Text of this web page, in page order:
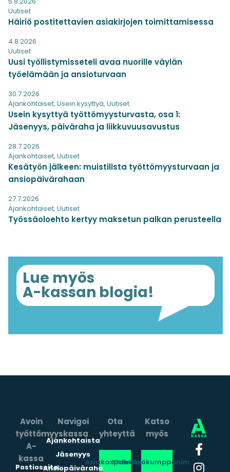
Uutiset
Häiriö postitettavien asiakirjojen toimittamisessa
4.8.2026
Uutiset
Uusi työllistymisseteli avaa nuorille väylän
työelämään ja ansioturvaan
30.7.2026
Ajankohtaiset, Usein kysyttyä, Uutiset
Usein kysyttyä työttömyysturvasta, osa 1:
Jäsenyys, päiväraha ja liikkuvuusavustus
28.7.2026
Ajankohtaiset, Uutiset
Kesätyön jälkeen: muistilista työttömyysturvaan ja
ansiopäivärahaan
27.7.2026
Ajankohtaiset, Uutiset
Työssäoloehto kertyy maksetun palkan perusteella
Lue myös
A-kassan blogia!
Avoin
työttömyyskassa
A-
kassa
Postiosoite:
Ota
yhteyttä
Asiakaspalvelun
Navigoi
Ajankohtaista
Jäsenyys
Ansiopäiväraha
Katso
myös
Yhteistyökumppanimme